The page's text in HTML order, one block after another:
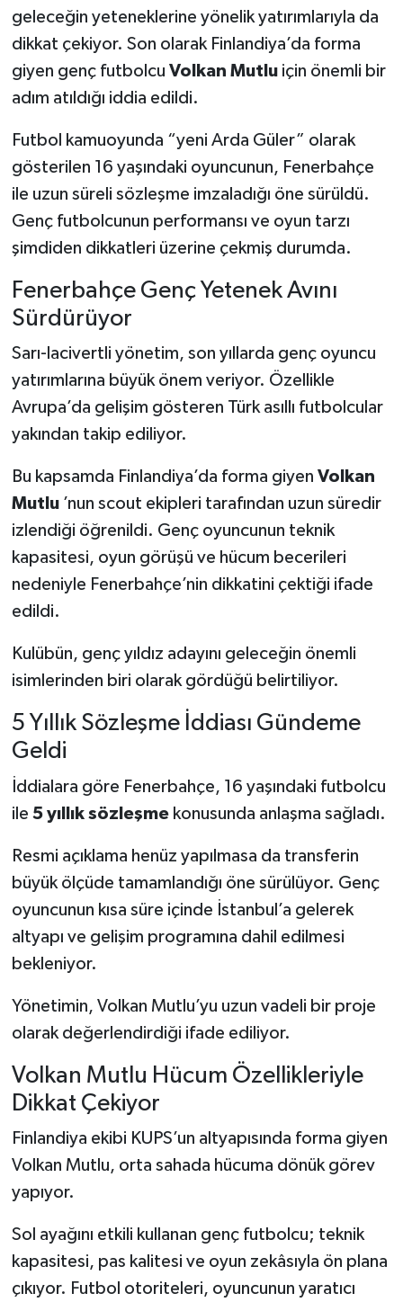
geleceğin yeteneklerine yönelik yatırımlarıyla da
dikkat çekiyor. Son olarak Finlandiya’da forma
giyen genç futbolcu Volkan Mutluiçin önemli bir
adım atıldığı iddia edildi.
Futbol kamuoyunda “yeni Arda Güler” olarak
gösterilen 16 yaşındaki oyuncunun, Fenerbahçe
ile uzun süreli sözleşme imzaladığı öne sürüldü.
Genç futbolcunun performansı ve oyun tarzı
şimdiden dikkatleri üzerine çekmiş durumda.
Fenerbahçe Genç Yetenek Avını
Sürdürüyor
Sarı-lacivertli yönetim, son yıllarda genç oyuncu
yatırımlarına büyük önem veriyor. Özellikle
Avrupa’da gelişim gösteren Türk asıllı futbolcular
yakından takip ediliyor.
Bu kapsamda Finlandiya’da forma giyen Volkan
Mutlu’nun scout ekipleri tarafından uzun süredir
izlendiği öğrenildi. Genç oyuncunun teknik
kapasitesi, oyun görüşü ve hücum becerileri
nedeniyle Fenerbahçe’nin dikkatini çektiği ifade
edildi.
Kulübün, genç yıldız adayını geleceğin önemli
isimlerinden biri olarak gördüğü belirtiliyor.
5 Yıllık Sözleşme İddiası Gündeme
Geldi
İddialara göre Fenerbahçe, 16 yaşındaki futbolcu
ile 5 yıllık sözleşmekonusunda anlaşma sağladı.
Resmi açıklama henüz yapılmasa da transferin
büyük ölçüde tamamlandığı öne sürülüyor. Genç
oyuncunun kısa süre içinde İstanbul’a gelerek
altyapı ve gelişim programına dahil edilmesi
bekleniyor.
Yönetimin, Volkan Mutlu’yu uzun vadeli bir proje
olarak değerlendirdiği ifade ediliyor.
Volkan Mutlu Hücum Özellikleriyle
Dikkat Çekiyor
Finlandiya ekibi KUPS’un altyapısında forma giyen
Volkan Mutlu, orta sahada hücuma dönük görev
yapıyor.
Sol ayağını etkili kullanan genç futbolcu; teknik
kapasitesi, pas kalitesi ve oyun zekâsıyla ön plana
çıkıyor. Futbol otoriteleri, oyuncunun yaratıcı